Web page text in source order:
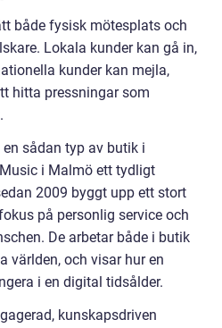
både fysisk mötesplats och
Lokala kunder kan gå in,
kunder kan mejla,
hitta pressningar som
sådan typ av butik i
i Malmö ett tydligt
2009 byggt upp ett stort
på personlig service och
De arbetar både i butik
världen, och visar hur en
i en digital tidsålder.
kunskapsdriven